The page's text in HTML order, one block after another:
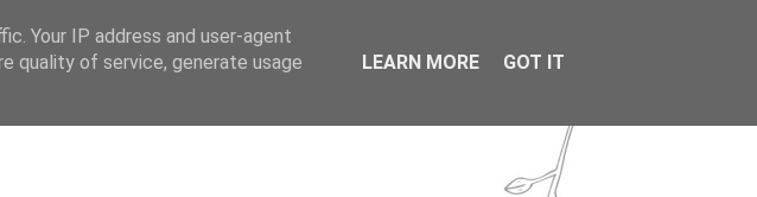
Your IP address and user-agent
quality of service, generate usage
LEARN MORE GOT IT